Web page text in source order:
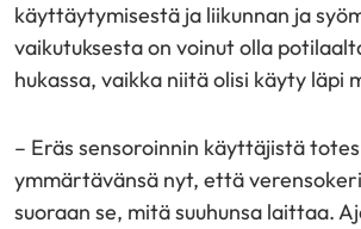
käyttäytymisestä ja liikunnan ja
vaikutuksesta on voinut olla
hukassa, vaikka niitä olisi käyty läpi
– Eräs sensoroinnin käyttäjistä
ymmärtävänsä nyt, että
suoraan se, mitä suuhunsa laittaa.